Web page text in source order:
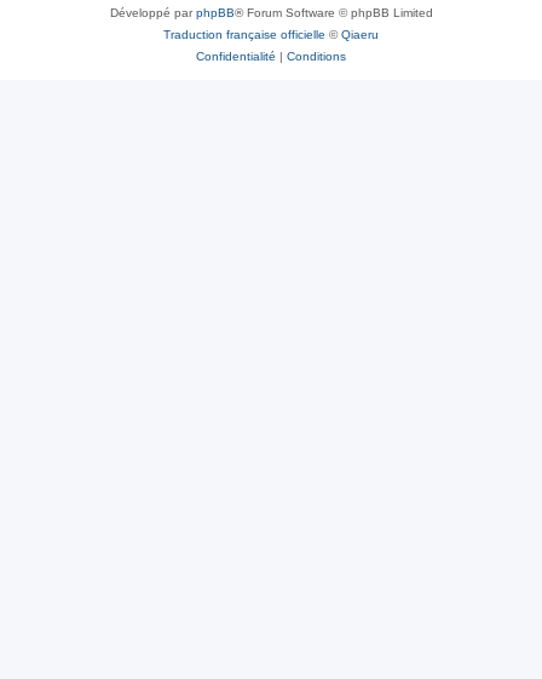
Développé parphpBB® Forum Software © phpBB Limited
Traduction française officielle ©Qiaeru
Confidentialité | Conditions